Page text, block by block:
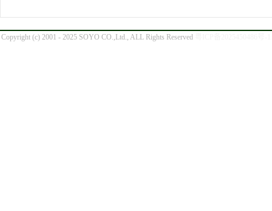
Copyright (c) 2001 - 2025 SOYO CO.,Ltd., ALL Rights Reserved